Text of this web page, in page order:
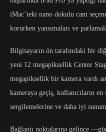
iMac’teki nano dokulu cam
korurken yansımaları ve
Bilgisayarın ön tarafındaki bir
yeni 12 megapiksellik Center
megapiksellik bir kamera vardı
kameraya geçiş, kullanıcıların
sergilemelerine ve daha iyi
Bağlantı noktalarına gelince